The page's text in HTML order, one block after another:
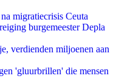
migratiecrisis Ceuta
burgemeester Depla
verdienden miljoenen aan
'gluurbrillen' die mensen